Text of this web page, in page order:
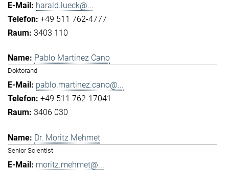
harald.lueck@...
+49 511 762-4777
3403 110
Pablo Martinez Cano
Doktorand
pablo.martinez.cano@...
+49 511 762-17041
3406 030
Dr. Moritz Mehmet
Senior Scientist
moritz.mehmet@...